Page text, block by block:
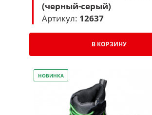
(черный-серый)
Артикул: 12637
В КОРЗИНУ
НОВИНКА